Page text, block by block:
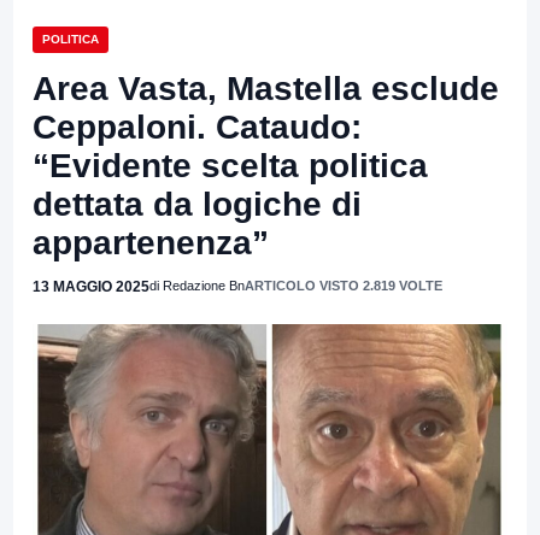
POLITICA
Area Vasta, Mastella esclude
Ceppaloni. Cataudo:
“Evidente scelta politica
dettata da logiche di
appartenenza”
13 MAGGIO 2025di Redazione BnARTICOLO VISTO 2.819 VOLTE